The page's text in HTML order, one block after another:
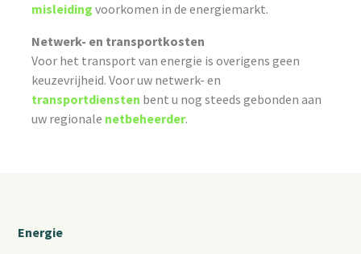
misleiding voorkomen in de energiemarkt.
Netwerk- en transportkosten
Voor het transport van energie is overigens geen
keuzevrijheid. Voor uw netwerk- en
transportdiensten bent u nog steeds gebonden aan
uw regionale netbeheerder.
Energie